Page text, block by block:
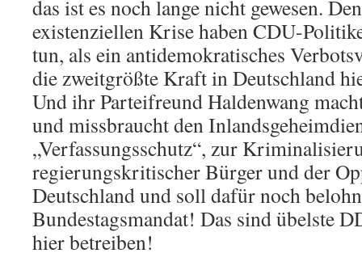
das ist es noch lange nicht gewesen.
existenziellen Krise haben CDU-
tun, als ein antidemokratisches
die zweitgrößte Kraft in Deutschland
Und ihr Parteifreund Haldenwang
und missbraucht den
„Verfassungsschutz“, zur
regierungskritischer Bürger und der
Deutschland und soll dafür noch
Bundestagsmandat! Das sind übelste
hier betreiben!